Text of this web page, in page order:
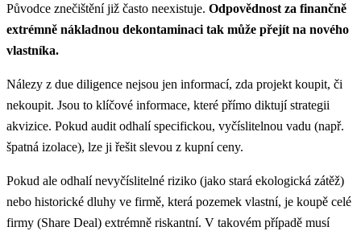
Původce znečištění již často neexistuje. Odpovědnost za finančně
extrémně nákladnou dekontaminaci tak může přejít na nového
vlastníka.
Nálezy z due diligence nejsou jen informací, zda projekt koupit, či
nekoupit. Jsou to klíčové informace, které přímo diktují strategii
akvizice. Pokud audit odhalí specifickou, vyčíslitelnou vadu (např.
špatná izolace), lze ji řešit slevou z kupní ceny.
Pokud ale odhalí nevyčíslitelné riziko (jako stará ekologická zátěž)
nebo historické dluhy ve firmě, která pozemek vlastní, je koupě celé
firmy (Share Deal) extrémně riskantní. V takovém případě musí